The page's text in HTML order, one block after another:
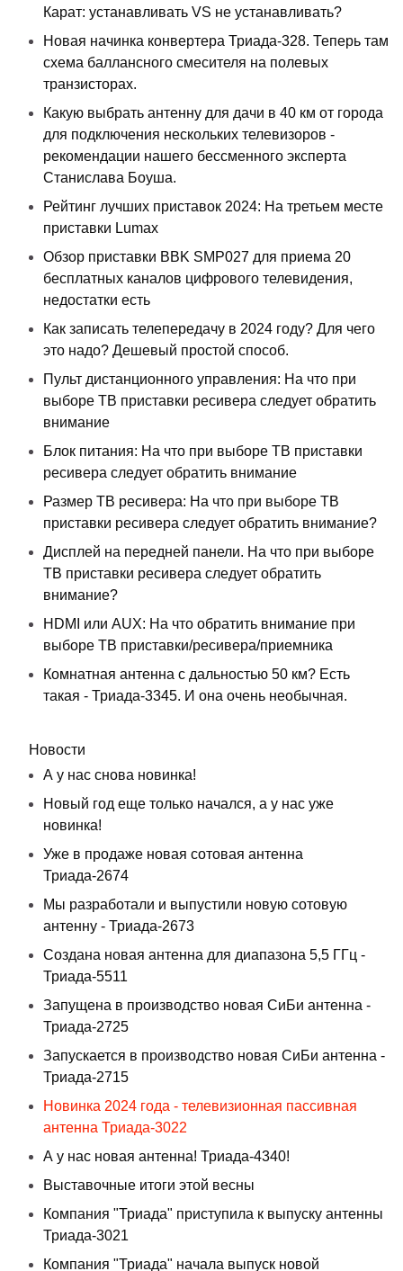
Карат: устанавливать VS не устанавливать?
Новая начинка конвертера Триада-328. Теперь там
схема баллансного смесителя на полевых
транзисторах.
Какую выбрать антенну для дачи в 40 км от города
для подключения нескольких телевизоров -
рекомендации нашего бессменного эксперта
Станислава Боуша.
Рейтинг лучших приставок 2024: На третьем месте
приставки Lumax
Обзор приставки BBK SMP027 для приема 20
бесплатных каналов цифрового телевидения,
недостатки есть
Как записать телепередачу в 2024 году? Для чего
это надо? Дешевый простой способ.
Пульт дистанционного управления: На что при
выборе ТВ приставки ресивера следует обратить
внимание
Блок питания: На что при выборе ТВ приставки
ресивера следует обратить внимание
Размер ТВ ресивера: На что при выборе ТВ
приставки ресивера следует обратить внимание?
Дисплей на передней панели. На что при выборе
ТВ приставки ресивера следует обратить
внимание?
HDMI или AUX: На что обратить внимание при
выборе ТВ приставки/ресивера/приемника
Комнатная антенна с дальностью 50 км? Есть
такая - Триада-3345. И она очень необычная.
Новости
А у нас снова новинка!
Новый год еще только начался, а у нас уже
новинка!
Уже в продаже новая сотовая антенна
Триада-2674
Мы разработали и выпустили новую сотовую
антенну - Триада-2673
Создана новая антенна для диапазона 5,5 ГГц -
Триада-5511
Запущена в производство новая СиБи антенна -
Триада-2725
Запускается в производство новая СиБи антенна -
Триада-2715
Новинка 2024 года - телевизионная пассивная
антенна Триада-3022
А у нас новая антенна! Триада-4340!
Выставочные итоги этой весны
Компания "Триада" приступила к выпуску антенны
Триада-3021
Компания "Триада" начала выпуск новой